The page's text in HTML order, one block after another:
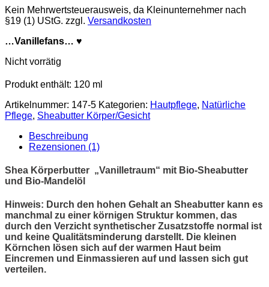
Kein Mehrwertsteuerausweis, da Kleinunternehmer nach
§19 (1) UStG. zzgl. Versandkosten
…Vanillefans… ♥
Nicht vorrätig
Produkt enthält: 120 ml
Artikelnummer: 147-5 Kategorien: Hautpflege, Natürliche
Pflege, Sheabutter Körper/Gesicht
Beschreibung
Rezensionen (1)
Shea Körperbutter „Vanilletraum“ mit Bio-Sheabutter
und Bio-Mandelöl
Hinweis: Durch den hohen Gehalt an Sheabutter kann es
manchmal zu einer körnigen Struktur kommen, das
durch den Verzicht synthetischer Zusatzstoffe normal ist
und keine Qualitätsminderung darstellt. Die kleinen
Körnchen lösen sich auf der warmen Haut beim
Eincremen und Einmassieren auf und lassen sich gut
verteilen.